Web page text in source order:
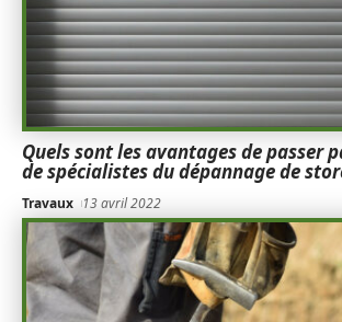
Quels sont les avantages de passer
de spécialistes du dépannage de
Travaux 13 avril 2022